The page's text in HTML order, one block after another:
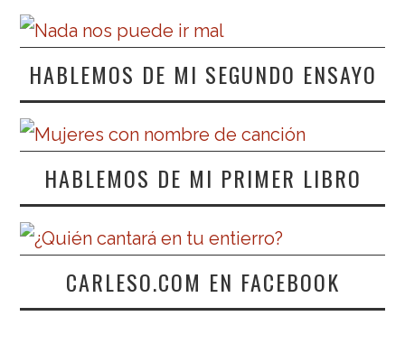
HABLEMOS DE MI SEGUNDO ENSAYO
HABLEMOS DE MI PRIMER LIBRO
CARLESO.COM EN FACEBOOK